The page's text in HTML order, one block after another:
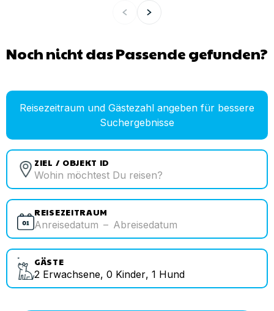
Noch nicht das Passende gefunden?
Reisezeitraum und Gästezahl angeben für bessere
Suchergebnisse
ZIEL / OBJEKT ID
REISEZEITRAUM
Anreisedatum – Abreisedatum
GÄSTE
2 Erwachsene, 0 Kinder, 1 Hund